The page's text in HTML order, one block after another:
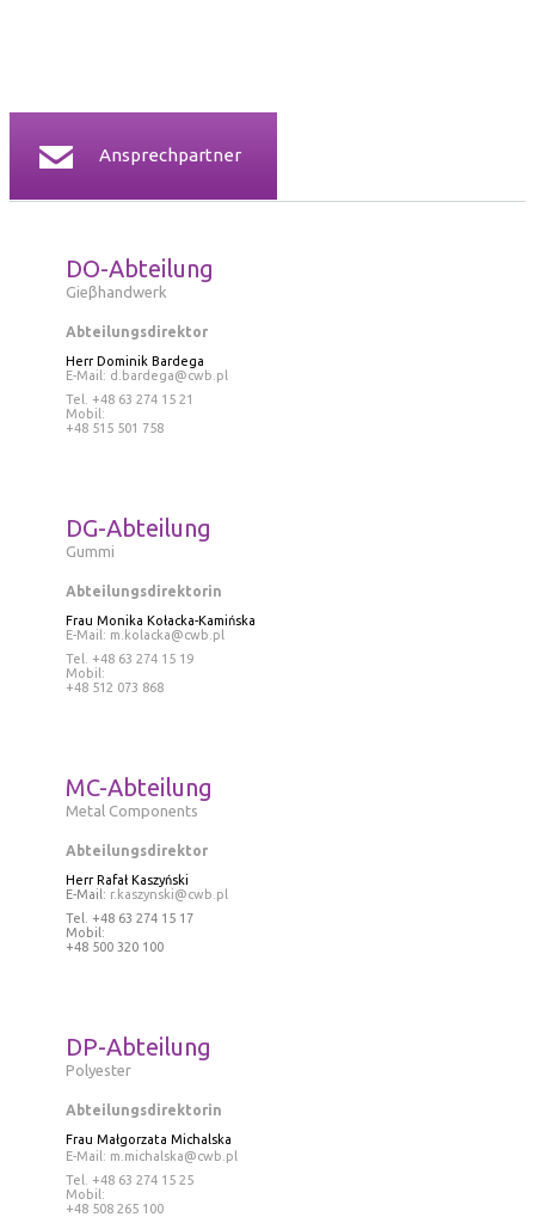
Ansprechpartner
DO-Abteilung
Gieβhandwerk
Abteilungsdirektor
Herr Dominik Bardega
E-Mail: d.bardega@cwb.pl
Tel. +48 63 274 15 21
Mobil:
+48 515 501 758
DG-Abteilung
Gummi
Abteilungsdirektorin
Frau Monika Kołacka-Kamińska
E-Mail: m.kolacka@cwb.pl
Tel . +48 63 274 15 19
Mobil:
+48 512 073 868
MC-Abteilung
Metal Components
Abteilungsdirektor
Herr Rafał Kaszyński
E-Mail: r.kaszynski@cwb.pl
Tel . +48 63 274 15 17
Mobil:
+48 500 320 100
DP-Abteilung
Polyester
Abteilungsdirektorin
Frau Małgorzata Michalska
E-Mail: m.michalska@cwb.pl
Tel . +48 63 274 15 25
Mobil:
+48 508 265 100